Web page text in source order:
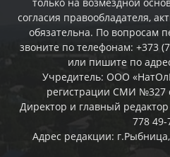
только на возмездной
согласия правообладателя,
обязательна. По вопросам
звоните по телефонам: +373
или пишите по
Учредитель: ООО
регистрации СМИ №327
Директор и главный
778 49-
Адрес редакции: